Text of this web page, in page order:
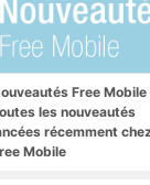
Free Mobile
les nouveautés
récemment chez
Mobile